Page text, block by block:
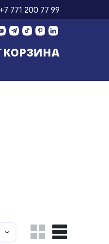
+7 771 200 77 99
КОРЗИНА